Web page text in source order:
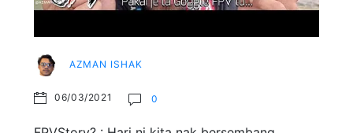
AZMAN ISHAK
06/03/2021 0